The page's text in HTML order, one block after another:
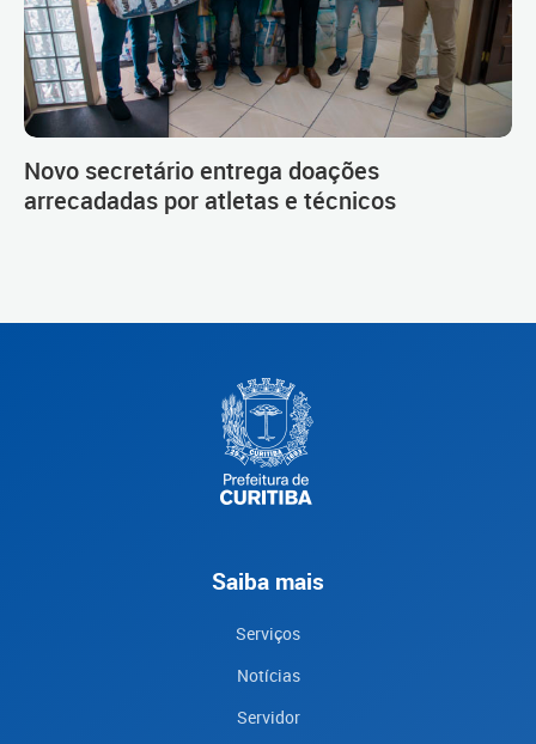
Novo secretário entrega doações
arrecadadas por atletas e técnicos
Saiba mais
Serviços
Notícias
Servidor